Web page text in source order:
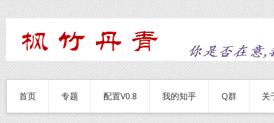
首页 专题 配置V0.8 我的知乎 Q群 关